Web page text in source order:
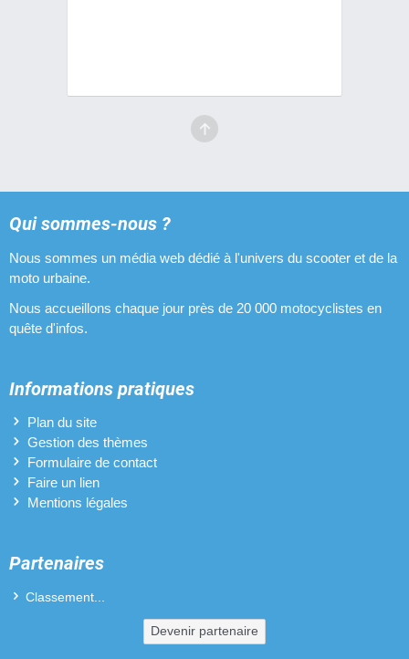
Qui sommes-nous ?
Nous sommes un média web dédié à l'univers du scooter et de la
moto urbaine.
Nous accueillons chaque jour près de 20 000 motocyclistes en
quête d'infos.
Informations pratiques
Plan du site
Gestion des thèmes
Formulaire de contact
Faire un lien
Mentions légales
Partenaires
Classement...
Devenir partenaire